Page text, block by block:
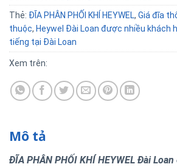
Thẻ: ĐĨA PHÂN PHỐI KHÍ HEYWEL, Giá đĩa
thuộc, Heywel Đài Loan được nhiều khách
tiếng tại Đài Loan
Xem trên:
Mô tả
ĐĨA PHÂN PHỐI KHÍ HEYWEL Đài Loan